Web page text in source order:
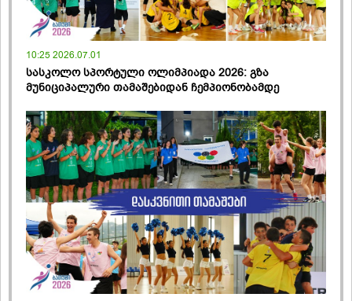
10:25 2026.07.01
სასკოლო სპორტული ოლიმპიადა 2026: გზა
მუნიციპალური თამაშებიდან ჩემპიონობამდე